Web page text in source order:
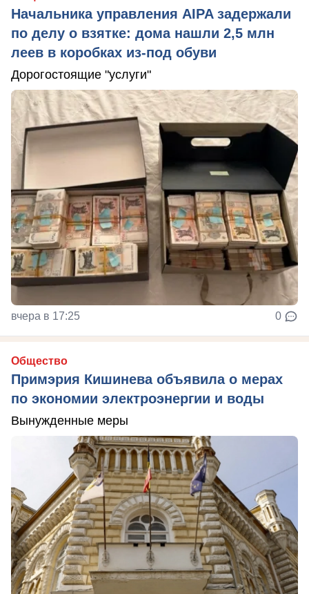
Начальника управления AIPA задержали
по делу о взятке: дома нашли 2,5 млн
леев в коробках из-под обуви
Дорогостоящие "услуги"
вчера в 17:25 0
Общество
Примэрия Кишинева объявила о мерах
по экономии электроэнергии и воды
Вынужденные меры